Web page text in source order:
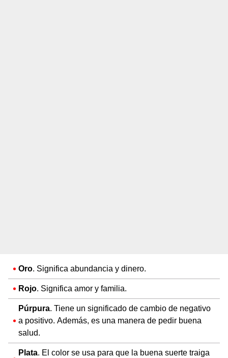
Oro. Significa abundancia y dinero.
Rojo. Significa amor y familia.
Púrpura. Tiene un significado de cambio de negativo
a positivo. Además, es una manera de pedir buena
salud.
Plata. El color se usa para que la buena suerte traiga